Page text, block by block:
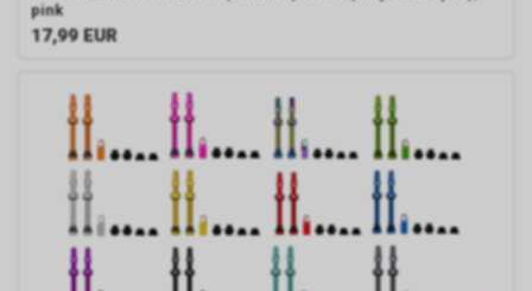
pink
17,99 EUR